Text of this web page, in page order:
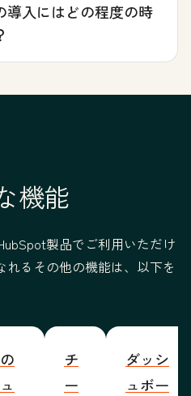
導入にはどの程度の時
機能
製品でご利用いただけ
れるその他の機能は、以下を
チ
ー
ダッシ
ュボー